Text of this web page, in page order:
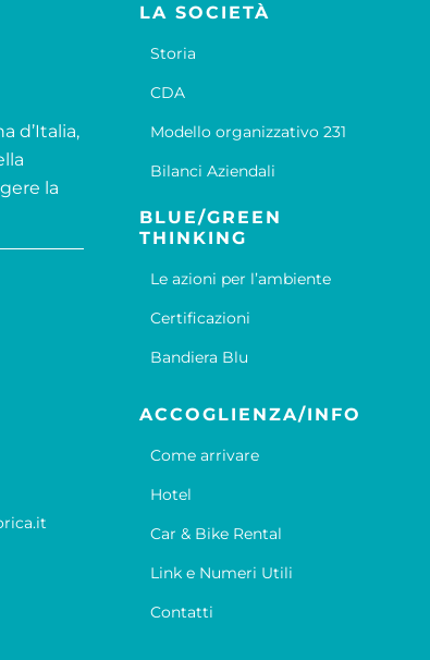
d’Italia,
la
LA SOCIETÀ
Storia
CDA
Modello organizzativo 231
Bilanci Aziendali
BLUE/GREEN
THINKING
Le azioni per l’ambiente
Certificazioni
Bandiera Blu
ACCOGLIENZA/INFO
Come arrivare
Hotel
Car & Bike Rental
Link e Numeri Utili
Contatti